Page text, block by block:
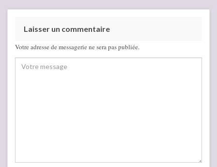
Laisser un commentaire
Votre adresse de messagerie ne sera pas publiée.